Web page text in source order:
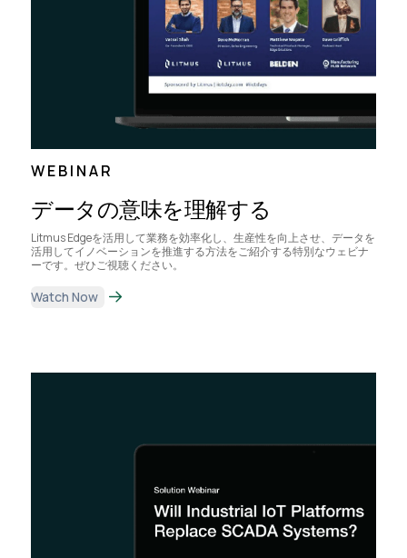
WEBINAR
データの意味を理解する
Litmus Edgeを活用して業務を効率化し、生産性を向上させ、データを
活用してイノベーションを推進する方法をご紹介する特別なウェビナ
ーです。ぜひご視聴ください。
Watch Now